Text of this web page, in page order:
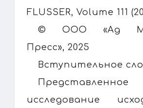
FLUSSER, Volume 111
© ООО «Ад
Пресс», 2025
Вступительное
исследование